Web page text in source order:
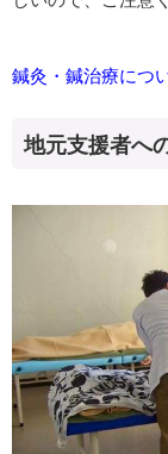
鍼灸・鍼治療につ
地元支援者へ